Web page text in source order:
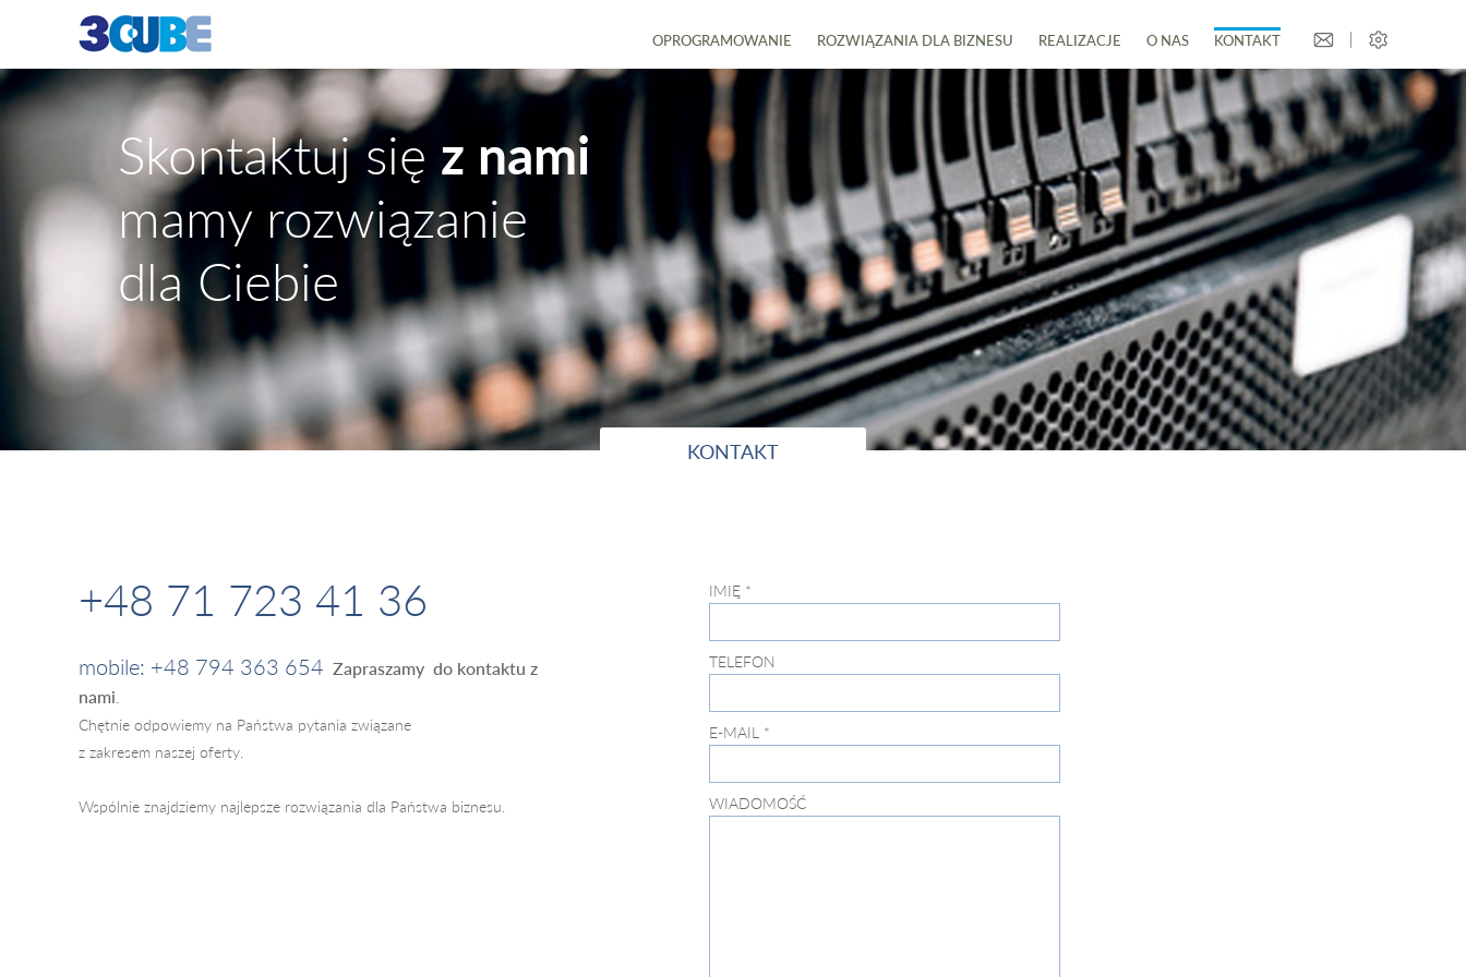
OPROGRAMOWANIE ROZWIĄZANIA DLA BIZNESU REALIZACJE O NAS KONTAKT
Skontaktuj się z nami
mamy rozwiązanie
dla Ciebie
KONTAKT
+48 71 723 41 36
mobile: +48 794 363 654 Zapraszamy do kontaktu z
nami
Chętnie odpowiemy na Państwa pytania związane
z zakresem naszej oferty.
Wspólnie znajdziemy najlepsze rozwiązania dla Państwa biznesu.
IMIĘ *
TELEFON
E-MAIL *
WIADOMOŚĆ